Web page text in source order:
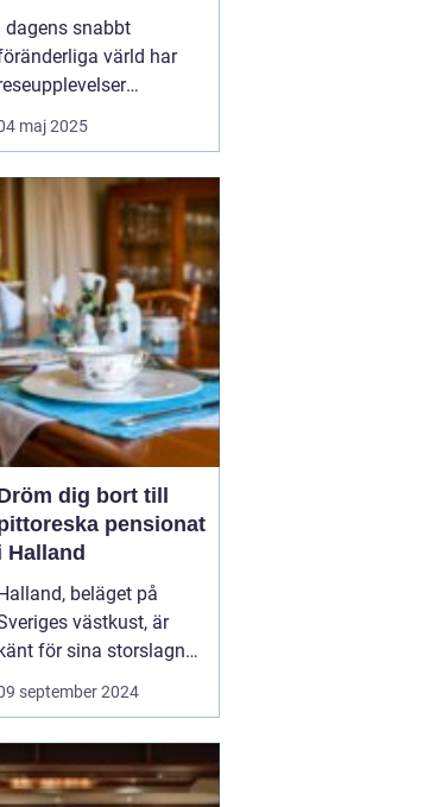
dagens snabbt
värld har
utvecklats långt bortom
traditionella sightseeing-
popularitet är
där resenärer
djupare in i
intress...
maj 2025
dig bort till
pensionat
Halland
beläget på
västkust, är
för sina storslagna
stränder, djupa skogar
och rika kulturarv. Det är
både
och äventyr,
september 2024